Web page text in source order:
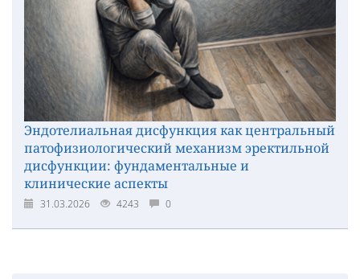
Эндотелиальная дисфункция как центральный
патофизиологический механизм эректильной
дисфункции: фундаментальные и
клинические аспекты
31.03.2026 4243 0